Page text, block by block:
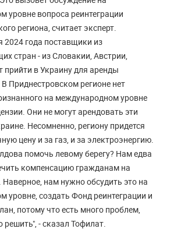
уровне вопроса реинтеграции
региона, считает эксперт.
2024 года поставщики из
стран - из Словакии, Австрии,
прийти в Украину для аренды
Приднестровском регионе нет
на международном уровне
Они не могут арендовать эти
Несомненно, региону придется
цену и за газ, и за электроэнергию.
помочь левому берегу? Нам едва
компенсацию гражданам на
Наверное, нам нужно обсудить это на
уровне, создать Фонд реинтеграции и
потому что есть много проблем,
- сказал Тофилат.